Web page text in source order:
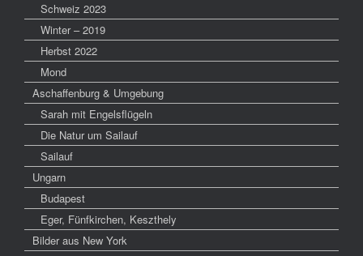
Schweiz 2023
Winter – 2019
Herbst 2022
Mond
Aschaffenburg & Umgebung
Sarah mit Engelsflügeln
Die Natur um Sailauf
Sailauf
Ungarn
Budapest
Eger, Fünfkirchen, Keszthely
Bilder aus New York